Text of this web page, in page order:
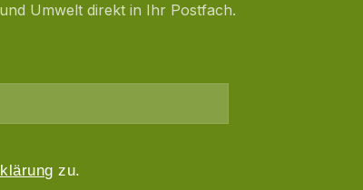
Umwelt direkt in Ihr Postfach.